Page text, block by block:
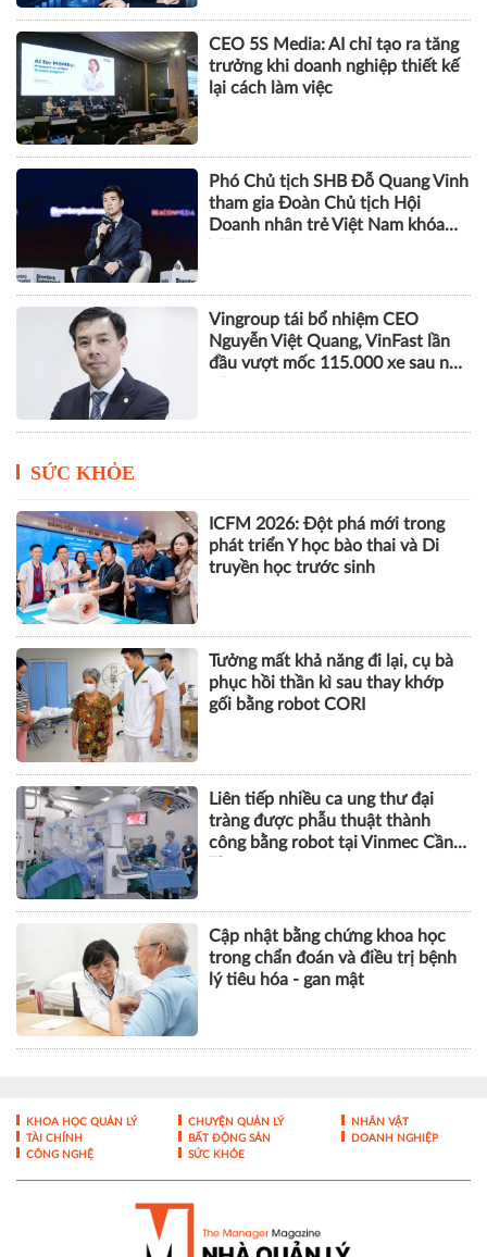
CEO 5S Media: AI chỉ tạo ra tăng
trưởng khi doanh nghiệp thiết kế
lại cách làm việc
Phó Chủ tịch SHB Đỗ Quang Vinh
tham gia Đoàn Chủ tịch Hội
Doanh nhân trẻ Việt Nam khóa
Vingroup tái bổ nhiệm CEO
Nguyễn Việt Quang, VinFast lần
đầu vượt mốc 115.000 xe sau nửa
SỨC KHỎE
ICFM 2026: Đột phá mới trong
phát triển Y học bào thai và Di
truyền học trước sinh
Tưởng mất khả năng đi lại, cụ bà
phục hồi thần kì sau thay khớp
gối bằng robot CORI
Liên tiếp nhiều ca ung thư đại
tràng được phẫu thuật thành
công bằng robot tại Vinmec Cần
Cập nhật bằng chứng khoa học
trong chẩn đoán và điều trị bệnh
lý tiêu hóa - gan mật
KHOA HỌC QUẢN LÝ CHUYỆN QUẢN LÝ
NHÂN VẬT
TÀI CHÍNH
BẤT ĐỘNG SẢN
DOANH NGHIỆP
CÔNG NGHỆ
SỨC KHỎE